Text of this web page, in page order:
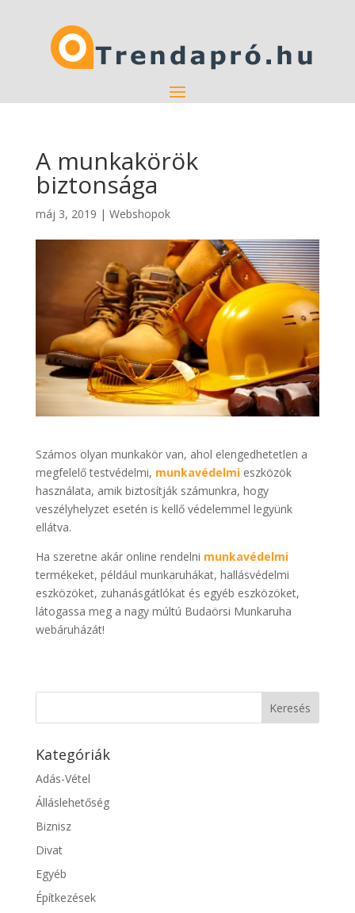
A munkakörök
biztonsága
máj 3, 2019 | Webshopok
Számos olyan munkakör van, ahol elengedhetetlen a
megfelelő testvédelmi, munkavédelmieszközök
használata, amik biztosítják számunkra, hogy
veszélyhelyzet esetén is kellő védelemmel legyünk
ellátva.
Ha szeretne akár online rendelni munkavédelmi
termékeket, például munkaruhákat, hallásvédelmi
eszközöket, zuhanásgátlókat és egyéb eszközöket,
látogassa meg a nagy múltú Budaörsi Munkaruha
webáruházát!
Kategóriák
Adás-Vétel
Álláslehetőség
Biznisz
Divat
Egyéb
Építkezések